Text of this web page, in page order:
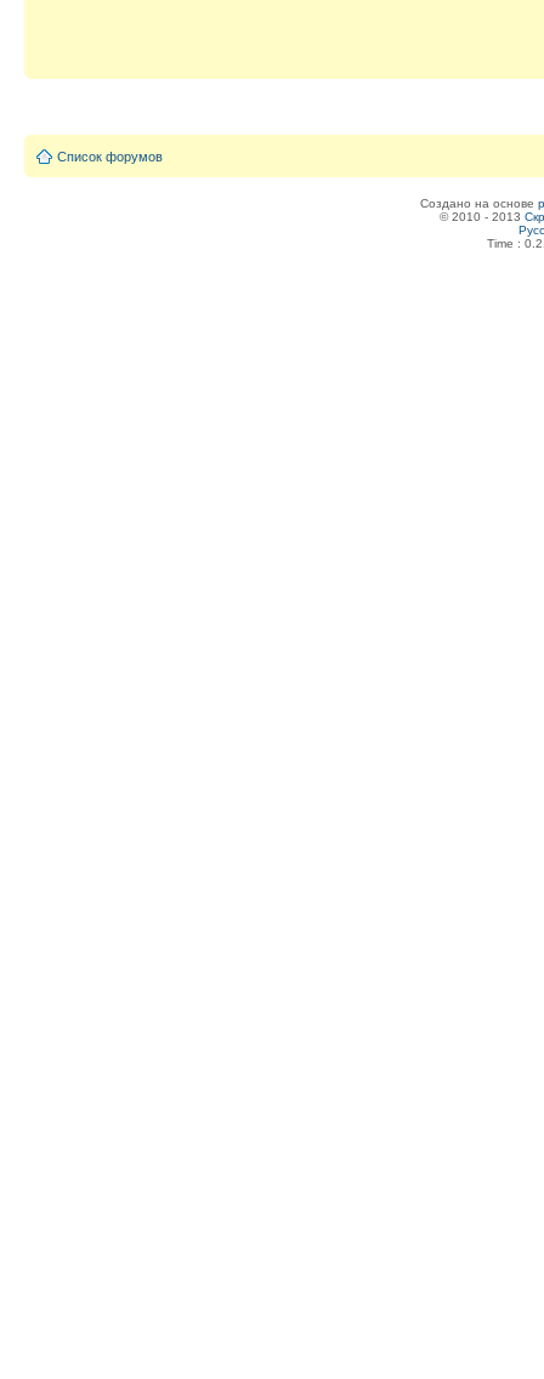
Список форумов
Создано на основе
© 2010 - 2013
Time :